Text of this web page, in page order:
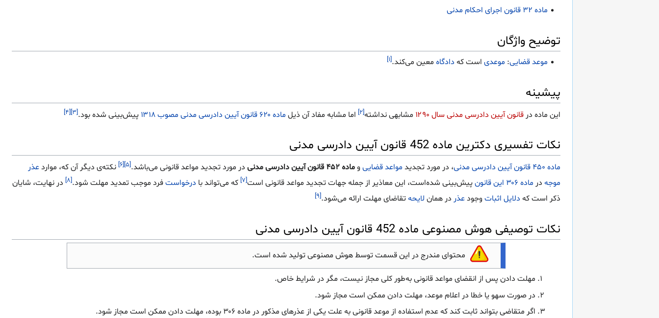
ماده ۳۲ قانون اجرای احکام مدنی
توضیح واژگان
موعد قضایی: موعدیاست که دادگاهمعین می‌کند.[۱]
پیشینه
این ماده در قانون آیین دادرسی مدنی سال ۱۲۹۰ مشابهی نداشته[۲] اما مشابه مفاد آن ذیل ماده ۶۲۰ قانون آیین دادرسی مدنی مصوب ۱۳۱۸ پیش‌بینی شده بود.[۳] [۴]
نکات تفسیری دکترین ماده 452 قانون آیین دادرسی مدنی
ماده ۴۵۰ قانون آیین دادرسی مدنی ، در مورد تجدید مواعد قضایی وماده ۴۵۲ قانون آیین دادرسی مدنی در مورد تجدید مواعد قانونی می‌باشد.[۵] [۶] نکته‌ی دیگر آن که، مواردعذر
موجه در ماده ۳۰۶ این قانون پیش‌بینی شده‌است، این معاذیر از جمله جهات تجدید مواعد قانونی است[۷] که می‌تواند با درخواستفرد موجب تمدید مهلت شود.[۸]
در نهایت، شایان
ذکر است که دلایل اثبات وجودعذر در همان لایحهتقاضای مهلت ارائه می‌شود.[۹]
نکات توصیفی هوش مصنوعی ماده 452 قانون آیین دادرسی مدنی
محتوای مندرج در این قسمت توسط هوش مصنوعی تولید شده است.
مهلت دادن پس از انقضای مواعد قانونی به‌طور کلی مجاز نیست، مگر در شرایط خاص.
در صورت سهو یا خطا در اعلام موعد، مهلت دادن ممکن است مجاز شود.
اگر متقاضی بتواند ثابت کند که عدم استفاده از موعد قانونی به علت یکی از عذرهای مذکور در ماده ۳۰۶ بوده، مهلت دادن ممکن است مجاز شود.